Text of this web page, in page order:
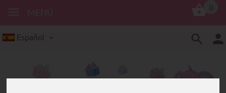
Español